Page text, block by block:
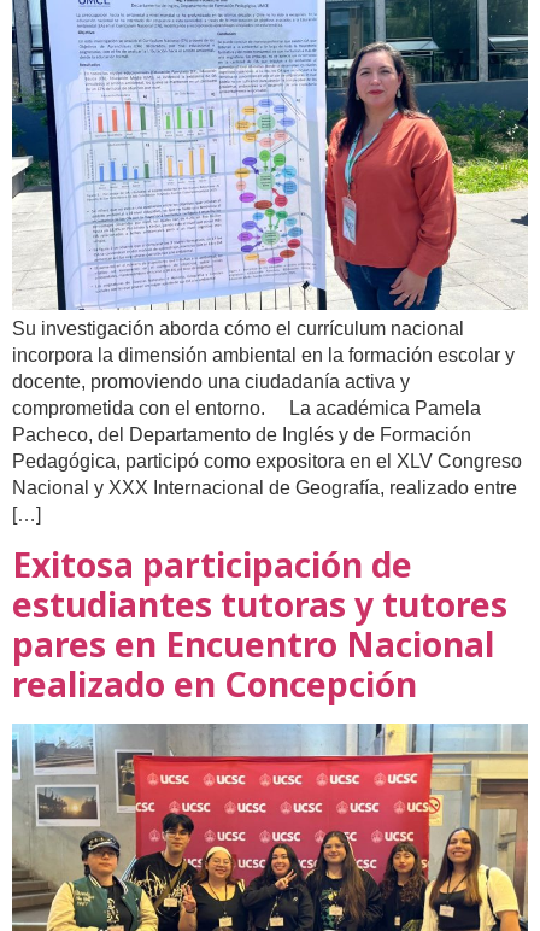
Su investigación aborda cómo el currículum nacional
incorpora la dimensión ambiental en la formación escolar y
docente, promoviendo una ciudadanía activa y
comprometida con el entorno. La académica Pamela
Pacheco, del Departamento de Inglés y de Formación
Pedagógica, participó como expositora en el XLV Congreso
Nacional y XXX Internacional de Geografía, realizado entre
[…]
Exitosa participación de
estudiantes tutoras y tutores
pares en Encuentro Nacional
realizado en Concepción